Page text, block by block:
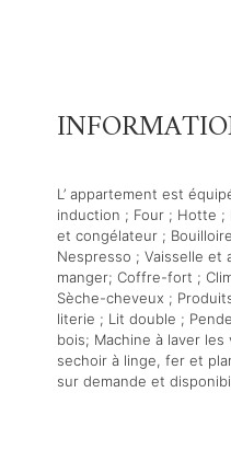
L’ appartement est
induction ; Four ; Hotte
et congélateur ;
Nespresso ; Vaisselle et
manger; Coffre-fort ;
Sèche-cheveux ;
literie ; Lit double ;
bois; Machine à laver
sechoir à linge, fer et
sur demande et